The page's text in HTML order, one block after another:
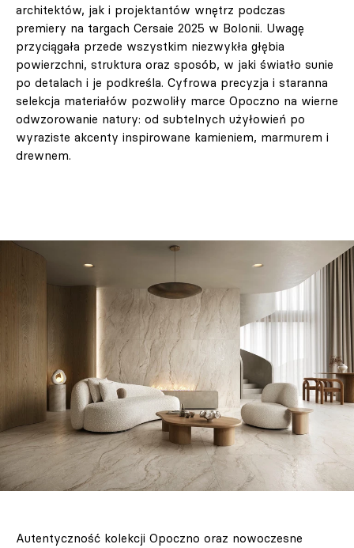
architektów, jak i projektantów wnętrz podczas
premiery na targach Cersaie 2025 w Bolonii. Uwagę
przyciągała przede wszystkim niezwykła głębia
powierzchni, struktura oraz sposób, w jaki światło sunie
po detalach i je podkreśla. Cyfrowa precyzja i staranna
selekcja materiałów pozwoliły marce Opoczno na wierne
odwzorowanie natury: od subtelnych użyłowień po
wyraziste akcenty inspirowane kamieniem, marmurem i
drewnem.
Autentyczność kolekcji Opoczno oraz nowoczesne